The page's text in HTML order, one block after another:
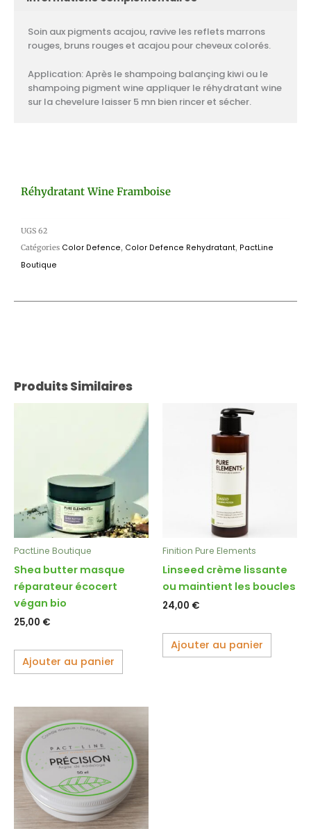
Produits Similaires
PactLine Boutique
Shea butter masque
réparateur écocert
végan bio
25,00 €
Ajouter au panier
Finition Pure Elements
Linseed crème lissante
ou maintient les boucles
24,00 €
Ajouter au panier
Soin aux pigments acajou, ravive les reflets marrons
rouges, bruns rouges et acajou pour cheveux colorés.
Application: Après le shampoing balançing kiwi ou le
shampoing pigment wine appliquer le réhydratant wine
sur la chevelure laisser 5 mn bien rincer et sécher.
Réhydratant Wine Framboise
UGS 62
Catégories Color Defence, Color Defence Rehydratant, PactLine
Boutique